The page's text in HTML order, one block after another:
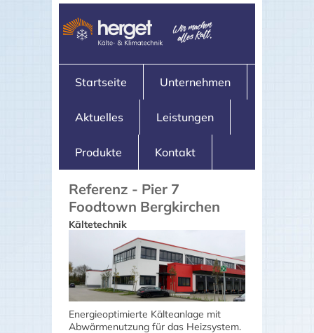
Startseite Unternehmen
Aktuelles Leistungen
Produkte Kontakt
Referenz - Pier 7
Foodtown Bergkirchen
Kältetechnik
Energieoptimierte Kälteanlage mit
Abwärmenutzung für das Heizsystem.